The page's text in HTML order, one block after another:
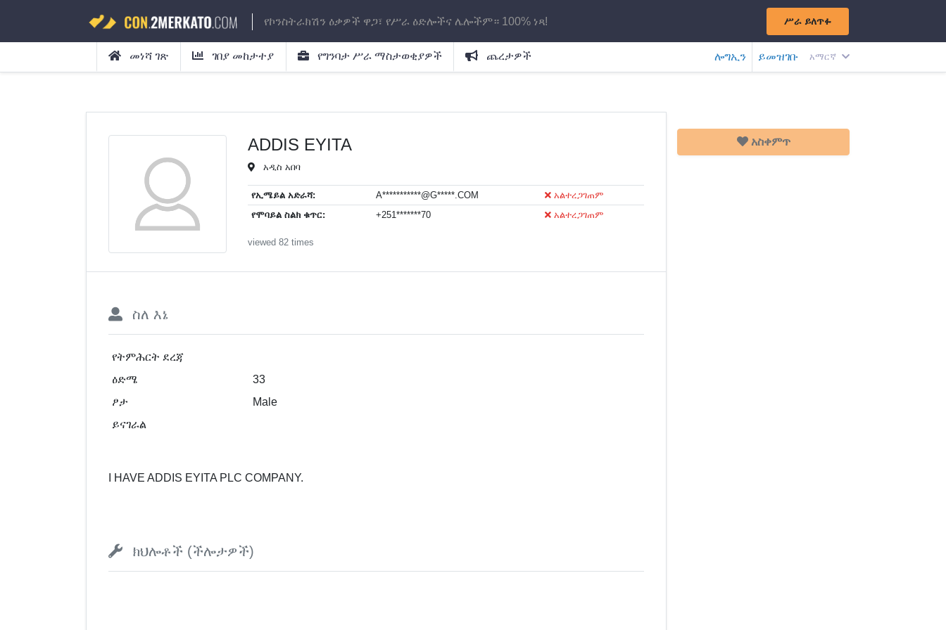
የኮንስትራክሽን ዕቃዎች ዋጋ፣ የሥራ ዕድሎችና ሌሎችም። 100% ነጻ! ሥራ ይለጥፉ
መነሻ ገጽ ገበያ መከታተያ የግንባታ ሥራ ማስታወቂያዎች ጨረታዎች ሎግኢን ይመዝገቡ አማርኛ
ADDIS EYITA
አዲስ አበባ
የኢሜይል አድራሻ: A***********@G*****.COM
አልተረጋገጠም
የሞባይል ስልክ ቁጥር:
+251*******70 አልተረጋገጠም
viewed 82 times
ስለ እኔ
የትምሕርት ደረጃ
ዕድሜ
33
ፆታ
Male
ይናገራል
I HAVE ADDIS EYITA PLC COMPANY.
ክህሎቶች (ችሎታዎች)
አስቀምጥ